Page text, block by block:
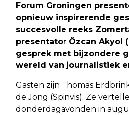
Forum Groningen
opnieuw inspirerende
succesvolle reeks
presentator Özcan Akyol
gesprek met bijzondere
wereld van journalistiek
Gasten zijn Thomas
de Jong (Spinvis). Ze
donderdagavonden in